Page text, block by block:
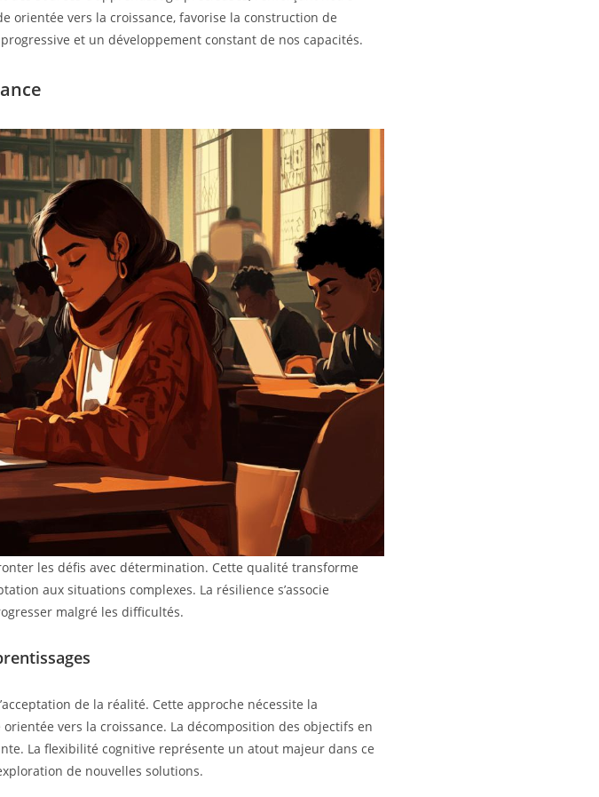
orientée vers la croissance, favorise la construction de
et un développement constant de nos capacités.
les défis avec détermination. Cette qualité transforme
aux situations complexes. La résilience s’associe
malgré les difficultés.
de la réalité. Cette approche nécessite la
vers la croissance. La décomposition des objectifs en
La flexibilité cognitive représente un atout majeur dans ce
de nouvelles solutions.